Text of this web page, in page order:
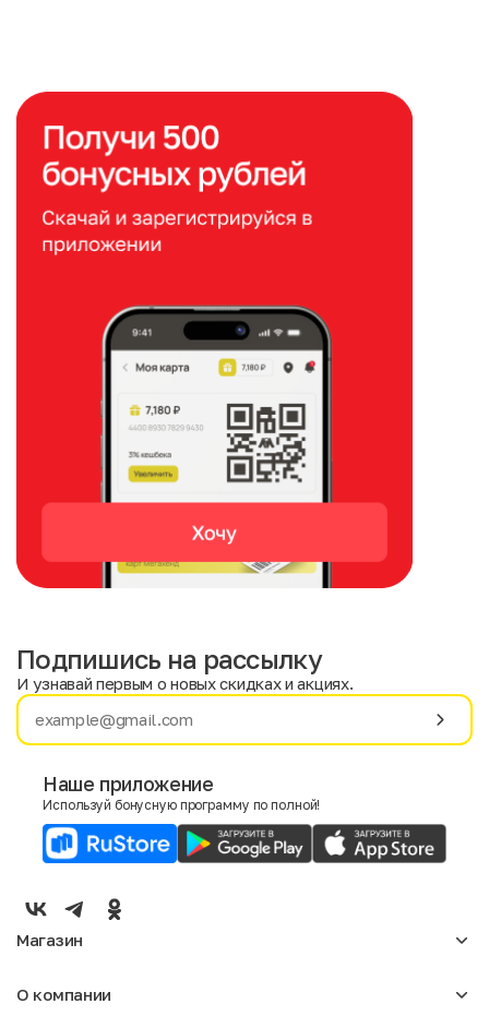
Имя
E-mail
Мужской
Подпишись на рассылку
И узнавай первым о новых скидках и акциях.
Наше приложение
Используй бонусную программу по полной!
Магазин
Мужское
О компании